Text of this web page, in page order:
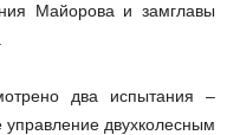
Майорова и замглавы
два испытания –
двухколесным